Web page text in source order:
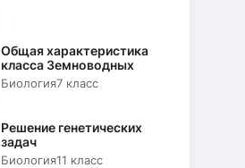
Общая характеристика
класса Земноводных
Биология7 класс
Решение генетических
задач
Биология11 класс